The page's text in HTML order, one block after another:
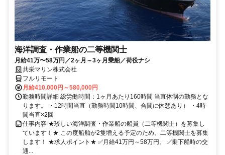
海洋調査・作業船の二等機関士
月給41万〜58万円／2ヶ月～3ヶ月乗船／荷役ナシ
共栄マリン株式会社
フルリモート
月給410,000円～580,000円
勤務時間詳細 総労働時間：1ヶ月あたり160時間 当直体制の勤務とな
ります。 ・12時間当直（勤務時間10時間、合間に休憩あり） ・4時
間当直×2回
仕事内容 ★珍しい海洋調査・作業船の船員（二等機関士）を募集し
ています！★ この度船舶が2隻増える予定のため、二等機関士を募集
します！ ★求人ポイント★ ✅月給41万円～58万円。 ✅乗下船時の交
通...